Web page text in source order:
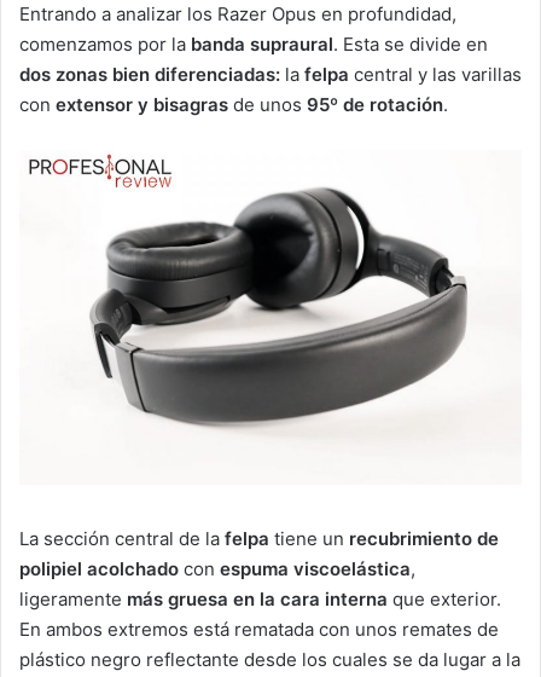
Entrando a analizar los Razer Opus en profundidad,
comenzamos por la banda supraural. Esta se divide en
dos zonas bien diferenciadas: la felpa central y las varillas
con extensor y bisagras de unos 95º de rotación.
La sección central de la felpa tiene un recubrimiento de
polipiel acolchado con espuma viscoelástica,
ligeramente más gruesa en la cara interna que exterior.
En ambos extremos está rematada con unos remates de
plástico negro reflectante desde los cuales se da lugar a la